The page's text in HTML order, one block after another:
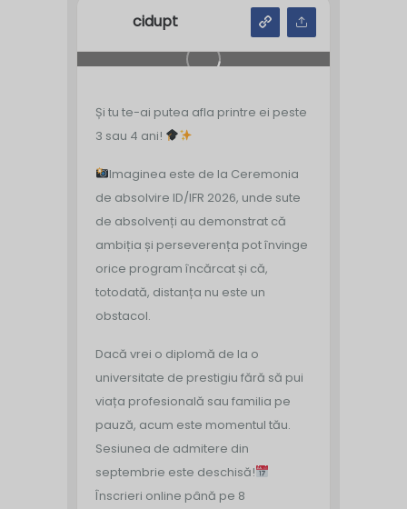
cidupt
Și tu te-ai putea afla printre ei peste
3 sau 4 ani!
Imaginea este de la Ceremonia
de absolvire ID/IFR 2026, unde sute
de absolvenți au demonstrat că
ambiția și perseverența pot învinge
orice program încărcat și că,
totodată, distanța nu este un
obstacol.
Dacă vrei o diplomă de la o
universitate de prestigiu fără să pui
viața profesională sau familia pe
pauză, acum este momentul tău.
Sesiunea de admitere din
septembrie este deschisă!
Înscrieri online până pe 8